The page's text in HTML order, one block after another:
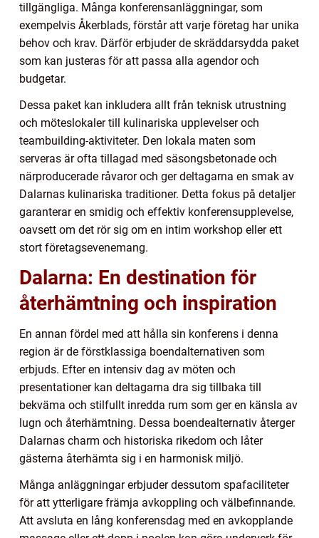
tillgängliga. Många konferensanläggningar, som
exempelvis Åkerblads, förstår att varje företag har unika
behov och krav. Därför erbjuder de skräddarsydda paket
som kan justeras för att passa alla agendor och
budgetar.
Dessa paket kan inkludera allt från teknisk utrustning
och möteslokaler till kulinariska upplevelser och
teambuilding-aktiviteter. Den lokala maten som
serveras är ofta tillagad med säsongsbetonade och
närproducerade råvaror och ger deltagarna en smak av
Dalarnas kulinariska traditioner. Detta fokus på detaljer
garanterar en smidig och effektiv konferensupplevelse,
oavsett om det rör sig om en intim workshop eller ett
stort företagsevenemang.
Dalarna: En destination för
återhämtning och inspiration
En annan fördel med att hålla sin konferens i denna
region är de förstklassiga boendalternativen som
erbjuds. Efter en intensiv dag av möten och
presentationer kan deltagarna dra sig tillbaka till
bekväma och stilfullt inredda rum som ger en känsla av
lugn och återhämtning. Dessa boendealternativ återger
Dalarnas charm och historiska rikedom och låter
gästerna återhämta sig i en harmonisk miljö.
Många anläggningar erbjuder dessutom spafaciliteter
för att ytterligare främja avkoppling och välbefinnande.
Att avsluta en lång konferensdag med en avkopplande